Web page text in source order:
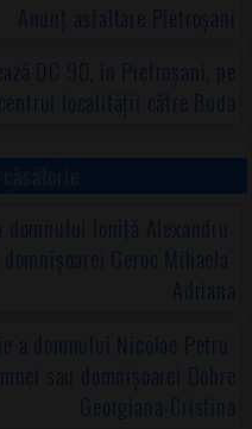
Anunț asfaltare Pietroșani
DC 90, în Pietroșani, pe
localității către Buda
Ioniță Alexandru-
Geroc Mihaela-
Adriana
a domnului Nicolae Petru-
sau domnișoarei Dobre
Georgiana-Cristina